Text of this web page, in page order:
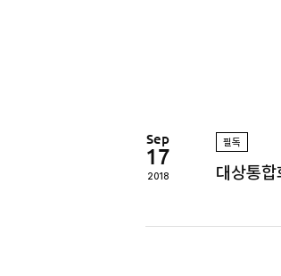
Sep
17
2018
필독
대상통